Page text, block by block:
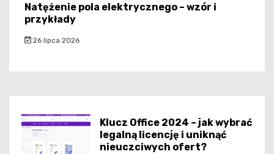
Natężenie pola elektrycznego – wzór i
przykłady
26 lipca 2026
Klucz Office 2024 – jak wybrać
legalną licencję i uniknąć
nieuczciwych ofert?